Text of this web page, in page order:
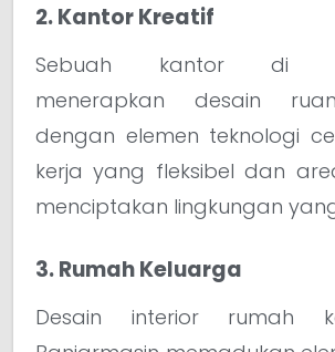
2. Kantor Kreatif
Sebuah kantor di
menerapkan desain
dengan elemen teknologi
kerja yang fleksibel dan
menciptakan lingkungan
3. Rumah Keluarga
Desain interior rumah